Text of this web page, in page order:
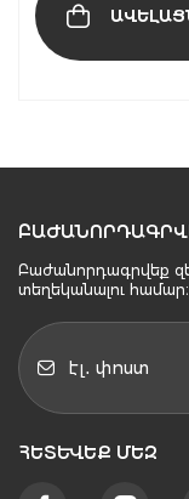
Բաժանորդագրվեք
տեղեկանալու համար։
ՀԵՏԵՒԵՔ ՄԵԶ